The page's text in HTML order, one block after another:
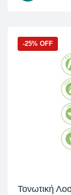
-25% OFF
Τονωτική